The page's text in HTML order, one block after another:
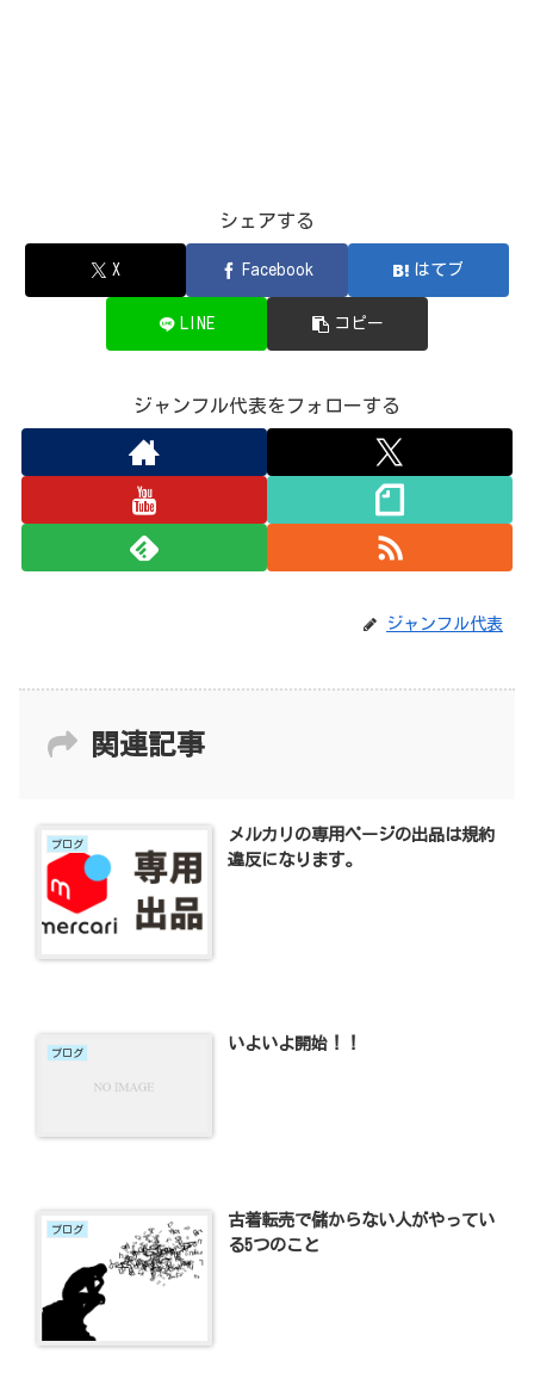
シェアする
X Facebook はてブ
LINE コピー
ジャンフル代表をフォローする
ジャンフル代表
関連記事
ブログ
メルカリの専用ページの出品は規約
違反になります。
ブログ
いよいよ開始！！
ブログ
古着転売で儲からない人がやってい
る5つのこと